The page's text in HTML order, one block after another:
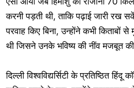
करनी पड़ती थी, ताकि पढ़ाई जारी
परवाह किए बिना, उन्होंने कभी किताबों
थी जिसने उनके भविष्य की नींव मजबूत
दिल्ली विश्वविद्यर्सिटी के प्रतिष्ठित